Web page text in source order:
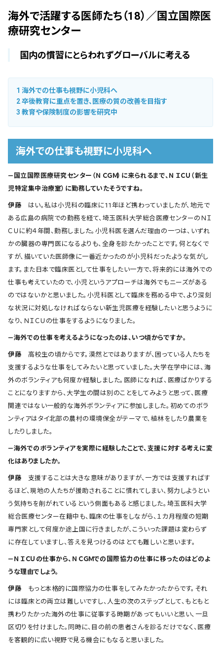
海外で活躍する医師たち（18）／国立国際医
療研究センター
国内の慣習にとらわれずグローバルに考える
1 海外での仕事も視野に小児科へ
2卒後教育に重点を置き、医療の質の改善を目指す
3 教育や保険制度の影響を研究中
海外での仕事も視野に小児科へ
―国立国際医療研究センター（ＮＣＧＭ）に来られるまで、ＮＩＣＵ（新生
児特定集中治療室）に勤務していたそうですね。
伊藤 はい。私は小児科の臨床に11年ほど携わっていましたが、地元で
ある広島の病院での勤務を経て、埼玉医科大学総合医療センターのＮＩ
ＣＵに約４年間、勤務しました。小児科医を選んだ理由の一つは、いずれ
かの臓器の専門医になるよりも、全身を診たかったことです。何となくで
すが、描いていた医師像に一番近かったのが小児科だったような気がし
ます。また日本で臨床医として仕事をしたい一方で、将来的には海外での
仕事も考えていたので、小児というアプローチは海外でもニーズがある
のではないかと思いました。小児科医として臨床を務める中で、より深刻
な状況に対処しなければならない新生児医療を経験したいと思うように
なり、ＮＩＣＵの仕事をするようになりました。
―海外での仕事を考えるようになったのは、いつ頃からですか。
伊藤 高校生の頃からです。漠然とではありますが、困っている人たちを
支援するような仕事をしてみたいと思っていました。大学在学中には、海
外のボランティアも何度か経験しました。医師になれば、医療ばかりする
ことになりますから、大学生の間は別のことをしてみようと思って、医療
関連ではない一般的な海外ボランティアに参加しました。初めてのボラ
ンティアはタイ北部の農村の環境保全がテーマで、植林をしたり農業を
したりしました。
―海外でのボランティアを実際に経験したことで、支援に対する考えに変
化はありましたか。
伊藤 支援することは大きな意味がありますが、一方では支援すればす
るほど、現地の人たちが援助されることに慣れてしまい、努力しようとい
う気持ちを削がれているという側面もあると感じました。埼玉医科大学
総合医療センター在籍中も、臨床の仕事をしながら、１カ月程度の短期
専門家として何度か途上国に行きましたが、こういった課題は変わらず
に存在していますし、答えを見つけるのはとても難しいと思います。
―ＮＩＣＵの仕事から、ＮＣＧＭでの国際協力の仕事に移ったのはどのよ
うな理由でしょう。
伊藤 もっと本格的に国際協力の仕事をしてみたかったからです。それ
には臨床との両立は難しいですし、人生の次のステップとして、もともと
携わりたかった海外の仕事に従事する時期があってもいいと思い、一旦
区切りを付けました。同時に、目の前の患者さんを診るだけでなく、医療
を客観的に広い視野で見る機会にもなると思いました。